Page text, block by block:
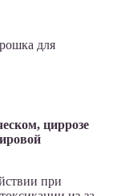
для
циррозе
при